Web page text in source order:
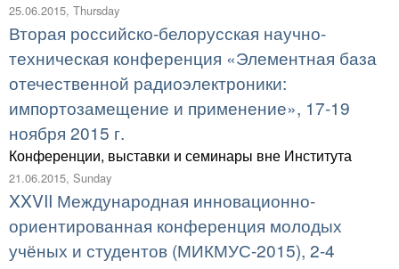
25.06.2015, Thursday
Вторая российско-белорусская научно-
техническая конференция «Элементная база
отечественной радиоэлектроники:
импортозамещение и применение», 17-19
ноября 2015 г.
Конференции, выставки и семинары вне Института
21.06.2015, Sunday
XXVII Международная инновационно-
ориентированная конференция молодых
учёных и студентов (МИКМУС-2015), 2-4